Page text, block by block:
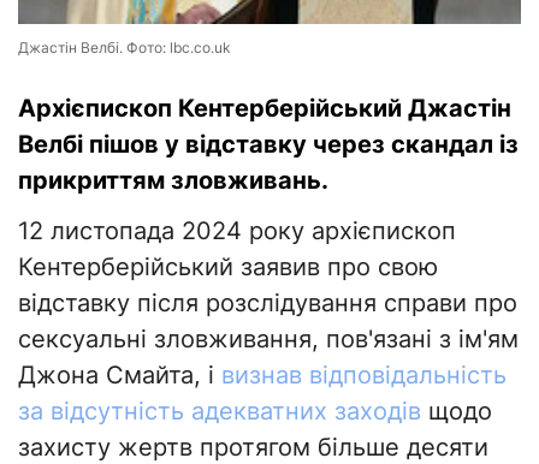
Джастін Велбі. Фото: lbc.co.uk
Архієпископ Кентерберійський Джастін
Велбі пішов у відставку через скандал із
прикриттям зловживань.
12 листопада 2024 року архієпископ
Кентерберійський заявив про свою
відставку після розслідування справи про
сексуальні зловживання, пов'язані з ім'ям
Джона Смайта, і визнав відповідальність
за відсутність адекватних заходів щодо
захисту жертв протягом більше десяти